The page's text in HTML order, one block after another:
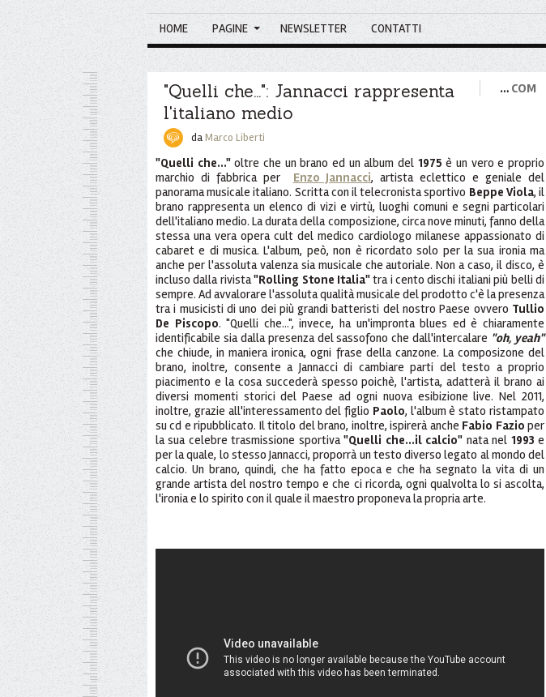
HOME PAGINE NEWSLETTER CONTATTI
"Quelli che...": Jannacci rappresenta
l'italiano medio
… COM
daMarco Liberti
"Quelli che..."oltre che un brano ed un album del 1975 è un vero e proprio
marchio di fabbrica per
Enzo Jannacci, artista eclettico e geniale del
panorama musicale italiano. Scritta con il telecronista sportivo Beppe Viola, il
brano rappresenta un elenco di vizi e virtù, luoghi comuni e segni particolari
dell'italiano medio. La durata della composizione, circa nove minuti, fanno della
stessa una vera opera cult del medico cardiologo milanese appassionato di
cabaret e di musica. L'album, peò, non è ricordato solo per la sua ironia ma
anche per l'assoluta valenza sia musicale che autoriale. Non a caso, il disco, è
incluso dalla rivista"Rolling Stone Italia"tra i cento dischi italiani più belli di
sempre. Ad avvalorare l'assoluta qualità musicale del prodotto c'è la presenza
tra i musicisti di uno dei più grandi batteristi del nostro Paese ovvero Tullio
De Piscopo. "Quelli che...", invece, ha un'impronta blues ed è chiaramente
identificabile sia dalla presenza del sassofono che dall'intercalare "oh, yeah"
che chiude, in maniera ironica, ogni frase della canzone. La composizone del
brano, inoltre, consente a Jannacci di cambiare parti del testo a proprio
piacimento e la cosa succederà spesso poichè, l'artista, adatterà il brano ai
diversi momenti storici del Paese ad ogni nuova esibizione live. Nel 2011,
inoltre, grazie all'interessamento del figlio Paolo, l'album è stato ristampato
su cd e ripubblicato. Il titolo del brano, inoltre, ispirerà anche Fabio Fazio per
la sua celebre trasmissione sportiva"Quelli che...il calcio" nata nel 1993 e
per la quale, lo stesso Jannacci, proporrà un testo diverso legato al mondo del
calcio. Un brano, quindi, che ha fatto epoca e che ha segnato la vita di un
grande artista del nostro tempo e che ci ricorda, ogni qualvolta lo si ascolta,
l'ironia e lo spirito con il quale il maestro proponeva la propria arte.